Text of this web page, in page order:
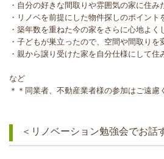
・自分の好きな間取りや雰囲気の家に住み
・リノベを前提にした物件探しのポイント
・築年数を重ねた今の家をさらに心地よく
・子どもが巣立ったので、空間や間取りを
・親から譲り受けた家を自分仕様にして住
など
＊＊同業者、不動産業者様の参加はご遠慮
＜リノベーション勉強会でお話